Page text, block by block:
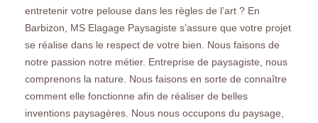
entretenir votre pelouse dans les règles de l’art ? En
Barbizon, MS Elagage Paysagiste s’assure que votre projet
se réalise dans le respect de votre bien. Nous faisons de
notre passion notre métier. Entreprise de paysagiste, nous
comprenons la nature. Nous faisons en sorte de connaître
comment elle fonctionne afin de réaliser de belles
inventions paysagères. Nous nous occupons du paysage,